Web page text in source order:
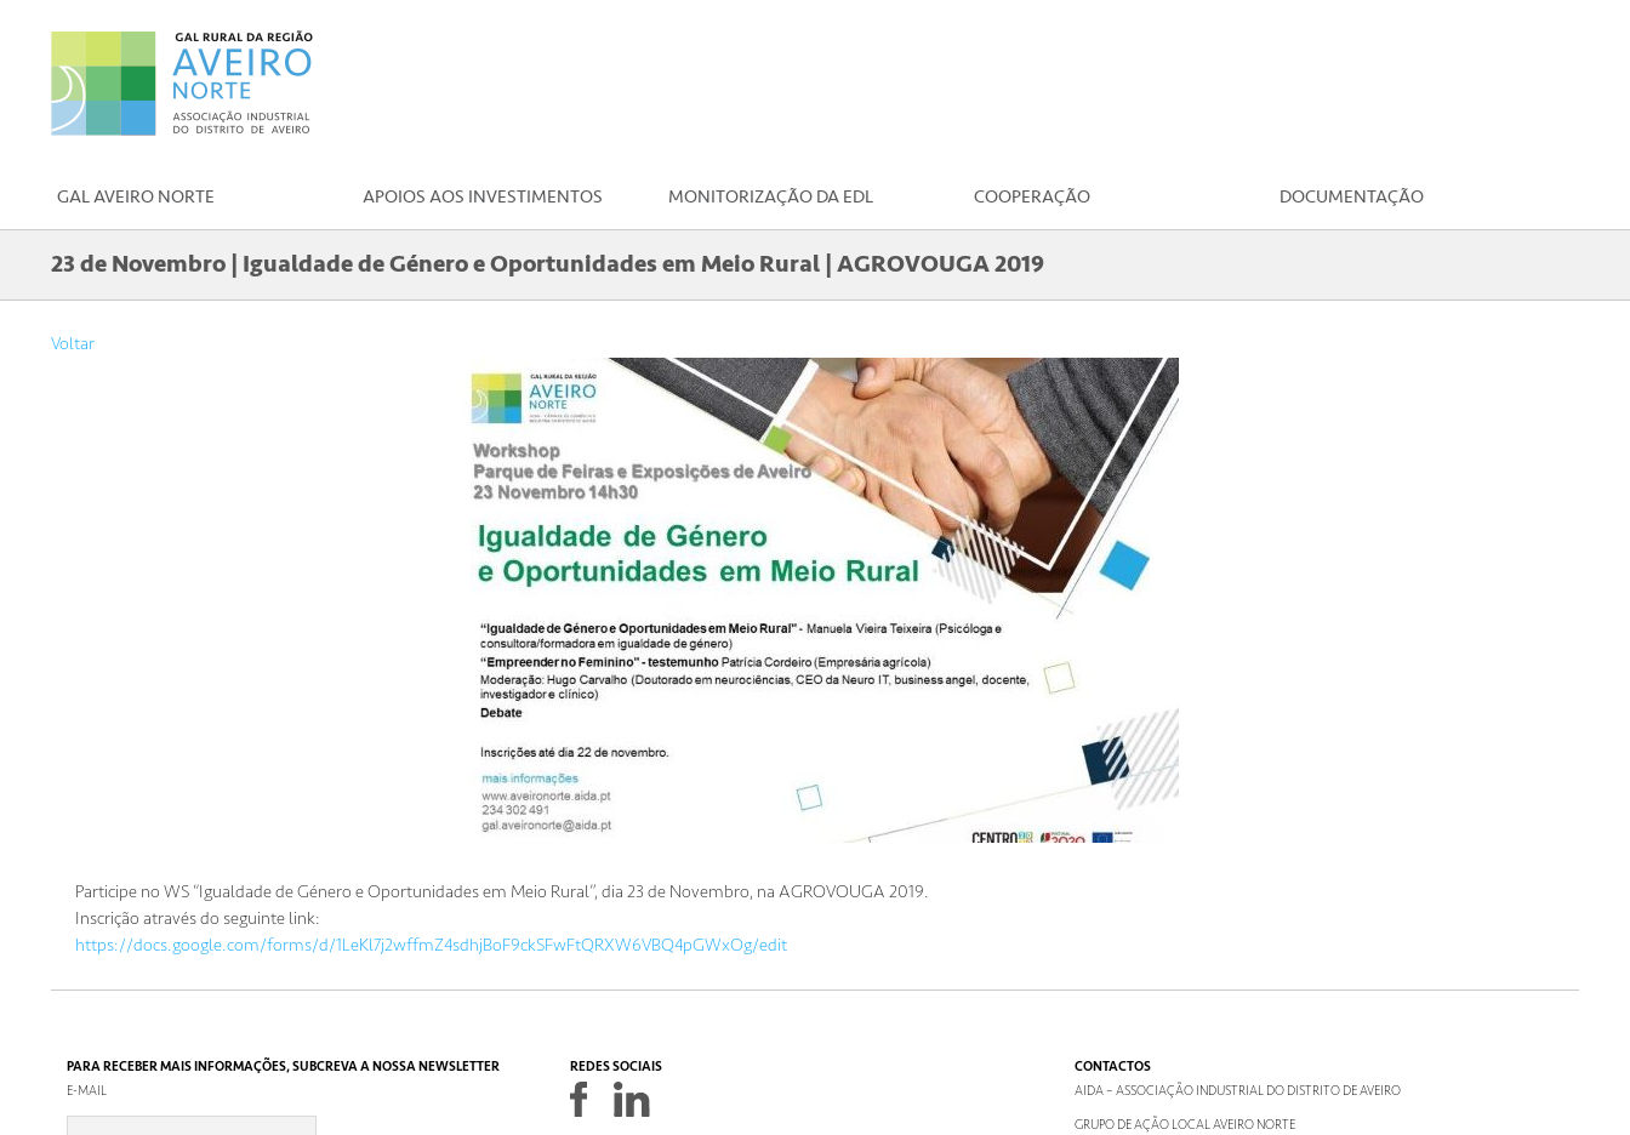
GAL AVEIRO NORTE APOIOS AOS INVESTIMENTOS MONITORIZAÇÃO DA EDL COOPERAÇÃO DOCUMENTAÇÃO
23 de Novembro | Igualdade de Género e Oportunidades em Meio Rural | AGROVOUGA 2019
Voltar
Participe no WS “Igualdade de Género e Oportunidades em Meio Rural”, dia 23 de Novembro, na AGROVOUGA 2019.
Inscrição através do seguinte link:
https://docs.google.com/forms/d/1LeKl7j2wffmZ4sdhjBoF9ckSFwFtQRXW6VBQ4pGWxOg/edit
PARA RECEBER MAIS INFORMAÇÕES, SUBCREVA A NOSSA NEWSLETTER
E-MAIL
REDES SOCIAIS
CONTACTOS
AIDA – ASSOCIAÇÃO INDUSTRIAL DO DISTRITO DE AVEIRO
GRUPO DE AÇÃO LOCAL AVEIRO NORTE